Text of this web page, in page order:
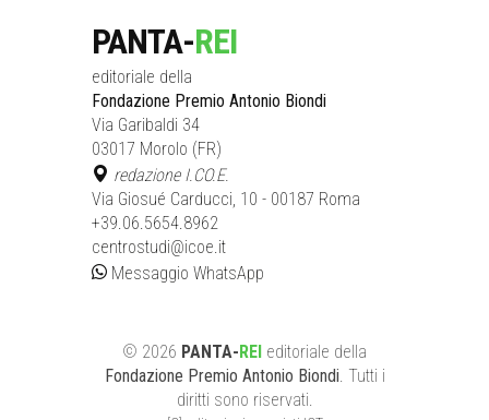
PANTA-REI
editoriale della
Fondazione Premio Antonio Biondi
Via Garibaldi 34
03017 Morolo (FR)
redazione I.CO.E.
Via Giosué Carducci, 10 - 00187 Roma
+39.06.5654.8962
centrostudi@icoe.it
Messaggio WhatsApp
© 2026 PANTA-REI editoriale della
Fondazione Premio Antonio Biondi . Tutti i
diritti sono riservati.